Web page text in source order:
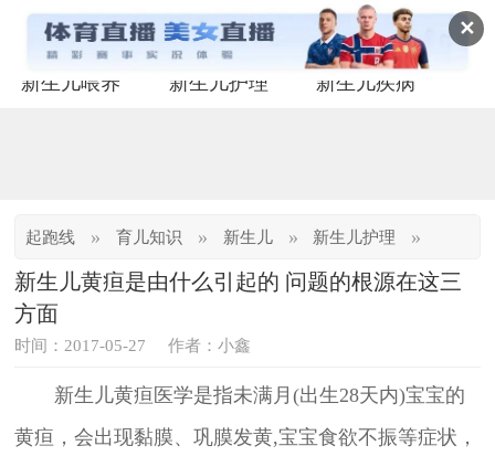
✕
新生儿喂养 新生儿护理 新生儿疾病
起跑线 » 育儿知识 » 新生儿 » 新生儿护理 »
新生儿黄疸是由什么引起的 问题的根源在这三
方面
时间：2017-05-27 作者：小鑫
新生儿黄疸医学是指未满月(出生28天内)宝宝的
黄疸，会出现黏膜、巩膜发黄,宝宝食欲不振等症状，